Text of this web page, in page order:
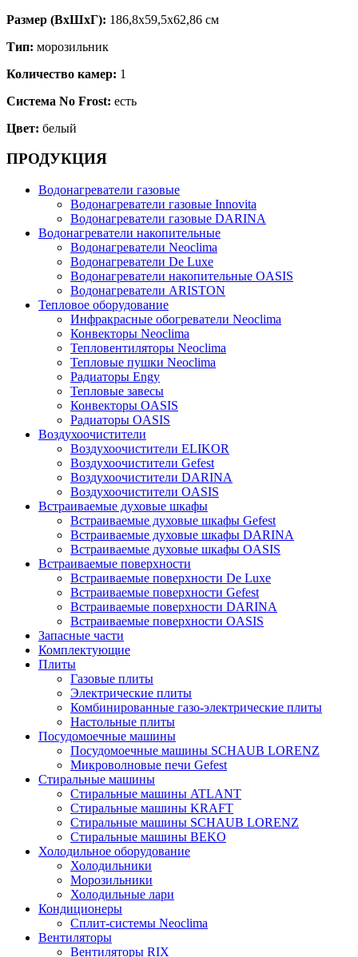
Размер (ВхШхГ): 186,8х59,5х62,86 см
Тип: морозильник
Количество камер: 1
Система No Frost: есть
Цвет: белый
ПРОДУКЦИЯ
Водонагреватели газовые
Водонагреватели газовые Innovita
Водонагреватели газовые DARINA
Водонагреватели накопительные
Водонагреватели Neoclima
Водонагреватели De Luxe
Водонагреватели накопительные OASIS
Водонагреватели ARISTON
Тепловое оборудование
Инфракрасные обогреватели Neoclima
Конвекторы Neoclima
Тепловентиляторы Neoclima
Тепловые пушки Neoclima
Радиаторы Engy
Тепловые завесы
Конвекторы OASIS
Радиаторы OASIS
Воздухоочистители
Воздухоочистители ELIKOR
Воздухоочистители Gefest
Воздухоочистители DARINA
Воздухоочистители OASIS
Встраиваемые духовые шкафы
Встраиваемые духовые шкафы Gefest
Встраиваемые духовые шкафы DARINA
Встраиваемые духовые шкафы OASIS
Встраиваемые поверхности
Встраиваемые поверхности De Luxe
Встраиваемые поверхности Gefest
Встраиваемые поверхности DARINA
Встраиваемые поверхности OASIS
Запасные части
Комплектующие
Плиты
Газовые плиты
Электрические плиты
Комбинированные газо-электрические плиты
Настольные плиты
Посудомоечные машины
Посудомоечные машины SCHAUB LORENZ
Микроволновые печи Gefest
Стиральные машины
Стиральные машины ATLANT
Стиральные машины KRAFT
Стиральные машины SCHAUB LORENZ
Стиральные машины BEKO
Холодильное оборудование
Холодильники
Морозильники
Холодильные лари
Кондиционеры
Сплит-системы Neoclima
Вентиляторы
Вентиляторы RIX